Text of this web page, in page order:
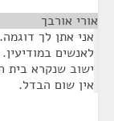
אורי אורבך
אני אתן לך
ישוב שנקרא בית
אין שום הבדל.